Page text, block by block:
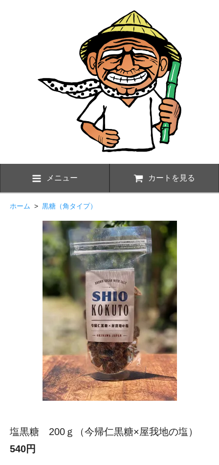
メニュー カートを見る
ホーム > 黒糖（角タイプ）
塩黒糖 200ｇ（今帰仁黒糖×屋我地の塩）
540円